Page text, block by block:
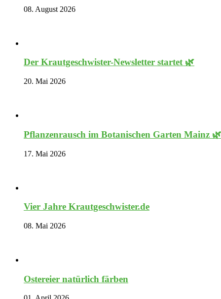
08. August 2026
Der Krautgeschwister-Newsletter startet 🌿
20. Mai 2026
Pflanzenrausch im Botanischen Garten Mainz 🌿
17. Mai 2026
Vier Jahre Krautgeschwister.de
08. Mai 2026
Ostereier natürlich färben